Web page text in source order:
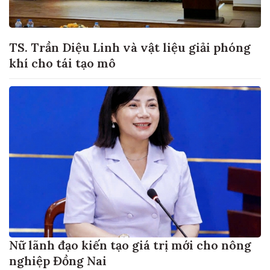
TS. Trần Diệu Linh và vật liệu giải phóng
khí cho tái tạo mô
Nữ lãnh đạo kiến tạo giá trị mới cho nông
nghiệp Đồng Nai